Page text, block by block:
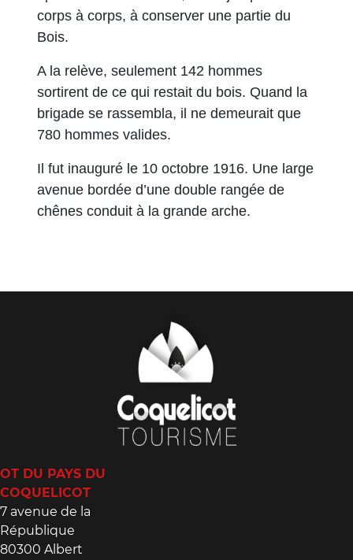
corps à corps, à conserver une partie du
Bois.
A la relève, seulement 142 hommes
sortirent de ce qui restait du bois. Quand la
brigade se rassembla, il ne demeurait que
780 hommes valides.
Il fut inauguré le 10 octobre 1916. Une large
avenue bordée d’une double rangée de
chênes conduit à la grande arche.
OT DU PAYS DU
COQUELICOT
7 avenue de la
République
80300 Albert